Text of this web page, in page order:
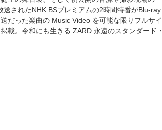
されたNHK BSプレミアムの2時間特番がBlu-ray
だった楽曲の Music Video を可能な限りフルサ
載。令和にも生きる ZARD 永遠のスタンダード